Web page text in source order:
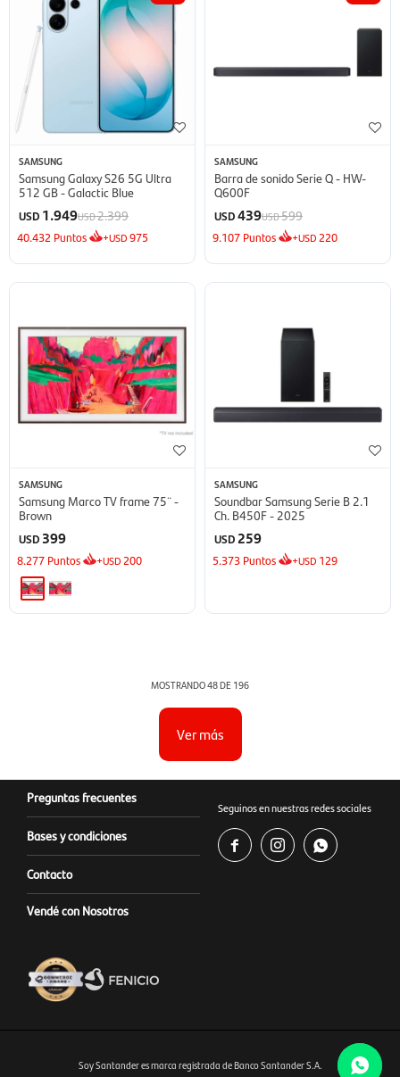
SAMSUNG
Samsung Galaxy S26 5G Ultra
512 GB - Galactic Blue
USD 1.949USD2.399
40.432 Puntos +USD975
SAMSUNG
Barra de sonido Serie Q - HW-
Q600F
USD439USD599
9.107 Puntos +USD 220
SAMSUNG
Samsung Marco TV frame 75¨ -
Brown
USD 399
8.277 Puntos +USD 200
SAMSUNG
Soundbar Samsung Serie B 2.1
Ch. B450F - 2025
USD 259
5.373 Puntos +USD 129
MOSTRANDO48DE 196
Ver más
Preguntas frecuentes
Bases y condiciones
Contacto
Vendé con Nosotros
Seguinos en nuestras redes sociales
  
Soy Santander es marca registrada de Banco Santander S.A.